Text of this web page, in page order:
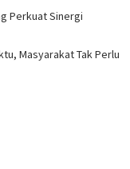
Perkuat Sinergi
Masyarakat Tak Perlu